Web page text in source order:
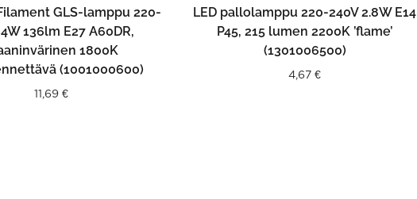
OSTOSKORIIN
GLS-lamppu 220-
136lm E27 A60DR,
1800K
(1001000600)
11,69 €
LISÄÄ OSTOSKORIIN
LED pallolamppu 220-240V 2.8W E14
P45, 215 lumen 2200K ’flame’
(1301006500)
4,67€